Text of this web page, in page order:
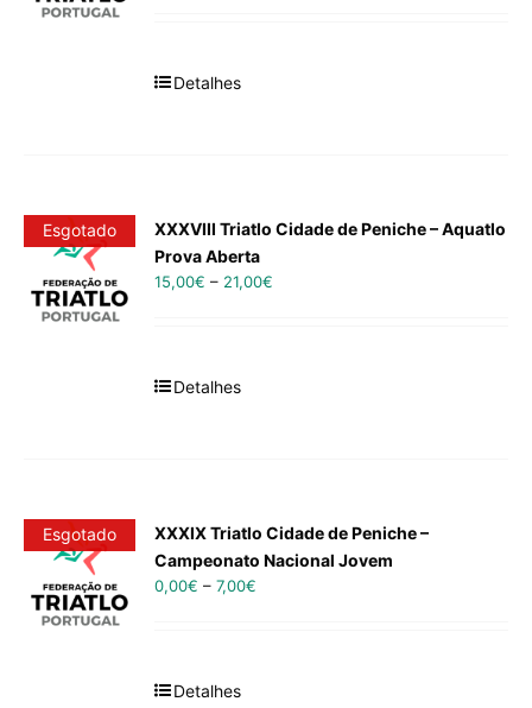
Detalhes
Esgotado
XXXVIII Triatlo Cidade de Peniche – Aquatlo
Prova Aberta
15,00€ – 21,00€
Detalhes
Esgotado
XXXIX Triatlo Cidade de Peniche –
Campeonato Nacional Jovem
0,00€ –7,00€
Detalhes